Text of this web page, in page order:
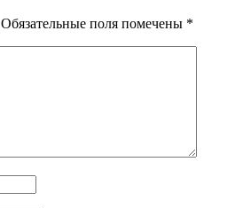
Обязательные поля помечены *